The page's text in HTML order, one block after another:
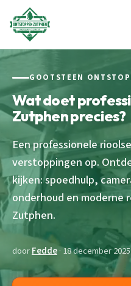
GOOTSTEEN
Wat doet
Zutphen precies?
Een professionele
verstoppingen op.
kijken: spoedhulp,
onderhoud en moderne
Zutphen.
doorFedde· 18 december 2025